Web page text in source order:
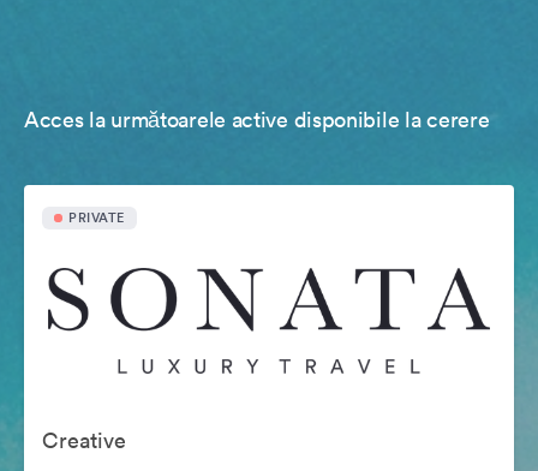
Acces la următoarele active disponibile la cerere
PRIVATE
Creative